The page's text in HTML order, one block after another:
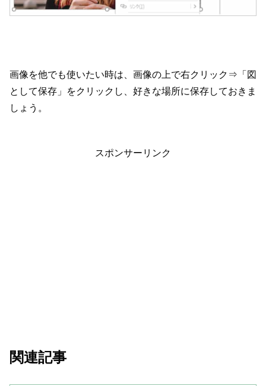
画像を他でも使いたい時は、画像の上で右クリック⇒「図
として保存」をクリックし、好きな場所に保存しておきま
しょう。
スポンサーリンク
関連記事